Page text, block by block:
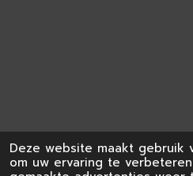
Deze website maakt gebruik
om uw ervaring te
In